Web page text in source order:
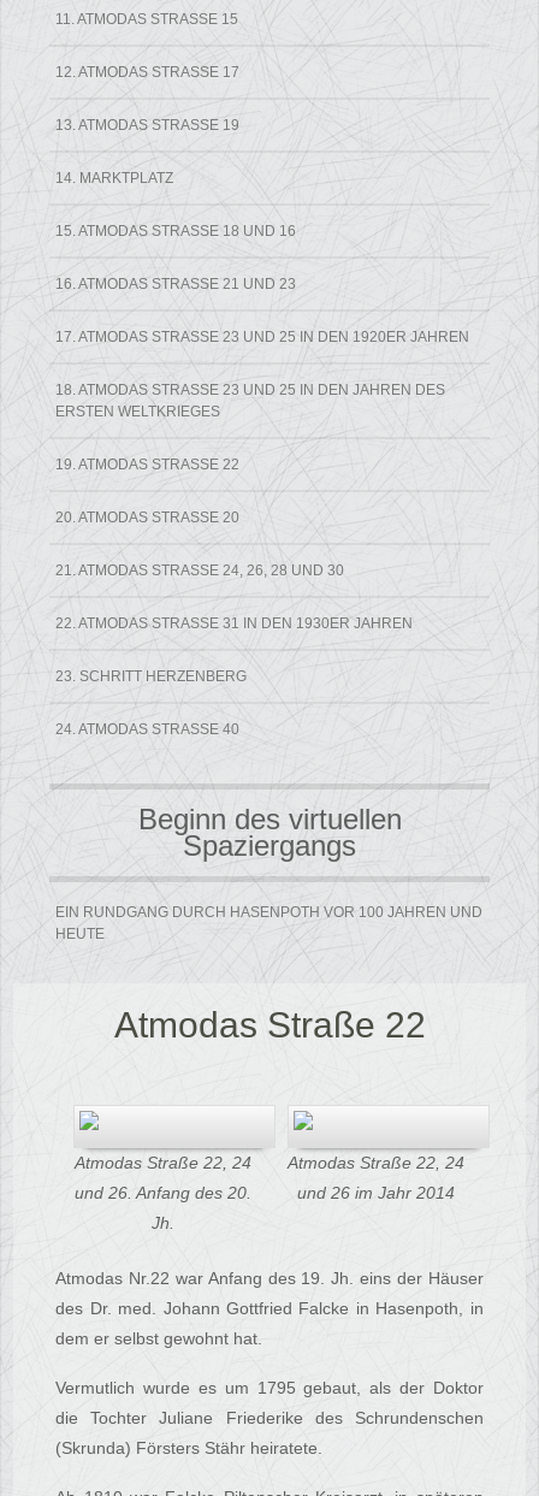
11. ATMODAS STRASSE 15
12. ATMODAS STRASSE 17
13. ATMODAS STRASSE 19
14. MARKTPLATZ
15. ATMODAS STRASSE 18 UND 16
16. ATMODAS STRASSE 21 UND 23
17. ATMODAS STRASSE 23 UND 25 IN DEN 1920ER JAHREN
18. ATMODAS STRASSE 23 UND 25 IN DEN JAHREN DES E
RSTEN WELTKRIEGES
19. ATMODAS STRASSE 22
20. ATMODAS STRASSE 20
21. ATMODAS STRASSE 24, 26, 28 UND 30
22. ATMODAS STRASSE 31 IN DEN 1930ER JAHREN
23. SCHRITT HERZENBERG
24. ATMODAS STRASSE 40
Beginn des virtuellen
Spaziergangs
EIN RUNDGANG DURCH HASENPOTH VOR 100 JAHREN UND
HEUTE
Atmodas Straße 22
Atmodas Straße 22, 24
und 26. Anfang des 20.
Jh.
Atmodas Straße 22, 24
und 26 im Jahr 2014
Atmodas Nr.22 war Anfang des 19. Jh. eins der Häuser
des Dr. med. Johann Gottfried Falcke in Hasenpoth, in
dem er selbst gewohnt hat.
Vermutlich wurde es um 1795 gebaut, als der Doktor
die Tochter Juliane Friederike des Schrundenschen
(Skrunda) Försters Stähr heiratete.